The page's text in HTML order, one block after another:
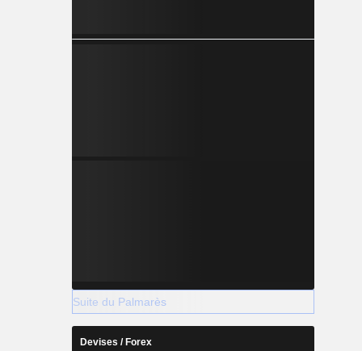
Suite du Palmarès
Devises / Forex